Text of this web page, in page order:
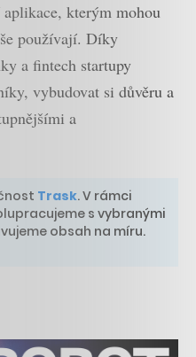
kterým mohou
používají. Díky
a fintech startupy
vybudovat si důvěru a
a
Trask. V rámci
s vybranými
obsah na míru.